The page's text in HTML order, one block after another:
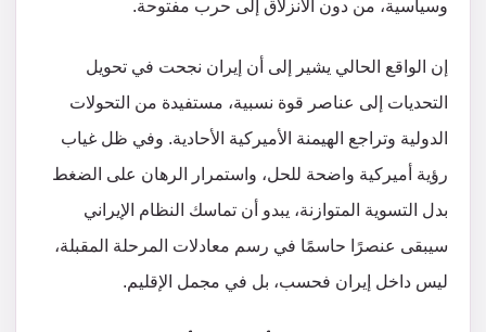
وسياسية، من دون الانزلاق إلى حرب مفتوحة.
إن الواقع الحالي يشير إلى أن إيران نجحت في تحويل
التحديات إلى عناصر قوة نسبية، مستفيدة من التحولات
الدولية وتراجع الهيمنة الأميركية الأحادية. وفي ظل غياب
رؤية أميركية واضحة للحل، واستمرار الرهان على الضغط
بدل التسوية المتوازنة، يبدو أن تماسك النظام الإيراني
سيبقى عنصرًا حاسمًا في رسم معادلات المرحلة المقبلة،
ليس داخل إيران فحسب، بل في مجمل الإقليم.